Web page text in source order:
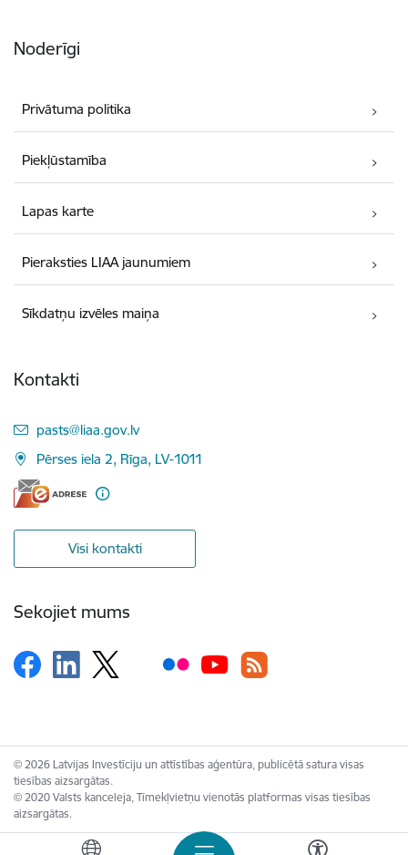
Noderīgi
Privātuma politika
Piekļūstamība
Lapas karte
Pieraksties LIAA jaunumiem
Sīkdatņu izvēles maiņa
Kontakti
E-pasts:
pasts@liaa.gov.lv
Pērses iela 2, Rīga, LV-1011
Visi kontakti
Sekojiet mums
© 2026 Latvijas Investīciju un attīstības aģentūra, publicētā satura visas
tiesības aizsargātas.
© 2020 Valsts kanceleja, Tīmekļvietņu vienotās platformas visas tiesības
aizsargātas.